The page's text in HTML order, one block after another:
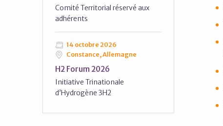
Comité Territorial réservé aux
adhérents
14 octobre 2026
Constance, Allemagne
H2 Forum 2026
Initiative Trinationale
d’Hydrogène 3H2